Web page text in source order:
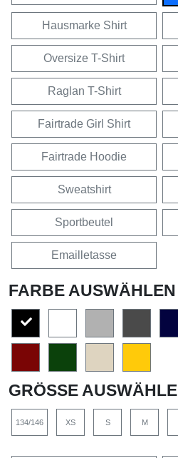
Hausmarke Shirt
Oversize T-Shirt
Raglan T-Shirt
Fairtrade Girl Shirt
Fairtrade Hoodie
Sweatshirt
Sportbeutel
Emailletasse
FARBE AUSWÄHLEN
GRÖSSE AUSWÄHLEN
134/146 XS S M